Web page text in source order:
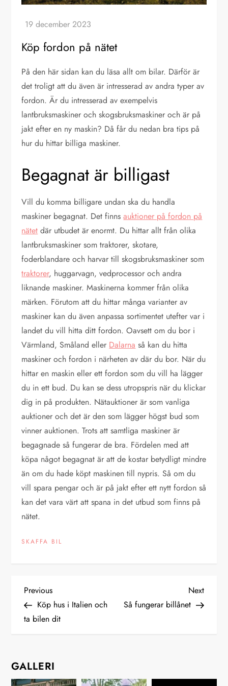
Köp fordon på nätet
På den här sidan kan du läsa allt om bilar. Därför är
det troligt att du även är intresserad av andra typer av
fordon. Är du intresserad av exempelvis
lantbruksmaskiner och skogsbruksmaskiner och är på
jakt efter en ny maskin? Då får du nedan bra tips på
hur du hittar billiga maskiner.
Begagnat är billigast
Vill du komma billigare undan ska du handla
maskiner begagnat. Det finnsauktioner på fordon på
nätet där utbudet är enormt. Du hittar allt från olika
lantbruksmaskiner som traktorer, skotare,
foderblandare och harvar till skogsbruksmaskiner som
traktorer, huggarvagn, vedprocessor och andra
liknande maskiner. Maskinerna kommer från olika
märken. Förutom att du hittar många varianter av
maskiner kan du även anpassa sortimentet utefter var i
landet du vill hitta ditt fordon. Oavsett om du bor i
Värmland, Småland eller Dalarna så kan du hitta
maskiner och fordon i närheten av där du bor. När du
hittar en maskin eller ett fordon som du vill ha lägger
du in ett bud. Du kan se dess utropspris när du klickar
dig in på produkten. Nätauktioner är som vanliga
auktioner och det är den som lägger högst bud som
vinner auktionen. Trots att samtliga maskiner är
begagnade så fungerar de bra. Fördelen med att
köpa något begagnat är att de kostar betydligt mindre
än om du hade köpt maskinen till nypris. Så om du
vill spara pengar och är på jakt efter ett nytt fordon så
kan det vara värt att spana in det utbud som finns på
nätet.
SKAFFA BIL
I
n
ä
Previous
Post
Previous
Köp hus i Italien och
ta bilen dit
Next
Post
Next
Så fungerar billånet
GALLERI